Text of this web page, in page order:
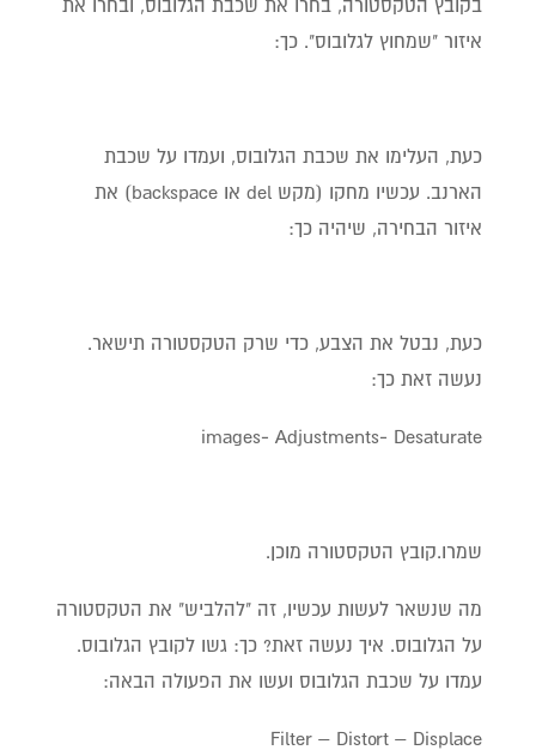
איזור "שמחוץ לגלובוס". כך:
כעת, העלימו את שכבת הגלובוס, ועמדו על שכבת
הארנב. עכשיו מחקו (מקש del או backspace) את
איזור הבחירה, שיהיה כך:
כעת, נבטל את הצבע, כדי שרק הטקסטורה תישאר.
נעשה זאת כך:
images- Adjustments- Desaturate
שמרו.קובץ הטקסטורה מוכן.
מה שנשאר לעשות עכשיו, זה "להלביש" את הטקסטורה
על הגלובוס. איך נעשה זאת? כך: גשו לקובץ הגלובוס.
עמדו על שכבת הגלובוס ועשו את הפעולה הבאה:
Filter – Distort – Displace